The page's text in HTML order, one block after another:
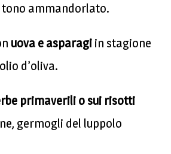
tono ammandorlato.
uova e asparagi in stagione
d’oliva.
primaverili o sui risotti
germogli del luppolo